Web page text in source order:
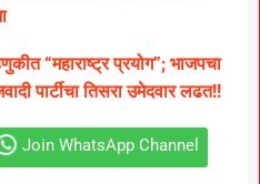
“महाराष्ट्र प्रयोग”; भाजपचा
पार्टीचा तिसरा उमेदवार लढत!!
Join WhatsApp Channel